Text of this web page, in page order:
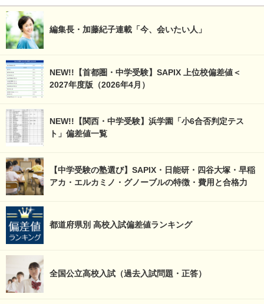
編集長・加藤紀子連載「今、会いたい人」
NEW!!【首都圏・中学受験】SAPIX 上位校偏差値＜
2027年度版（2026年4月）
NEW!!【関西・中学受験】浜学園「小6合否判定テス
ト」偏差値一覧
【中学受験の塾選び】SAPIX・日能研・四谷大塚・早稲
アカ・エルカミノ・グノーブルの特徴・費用と合格力
都道府県別 高校入試偏差値ランキング
全国公立高校入試（過去入試問題・正答）